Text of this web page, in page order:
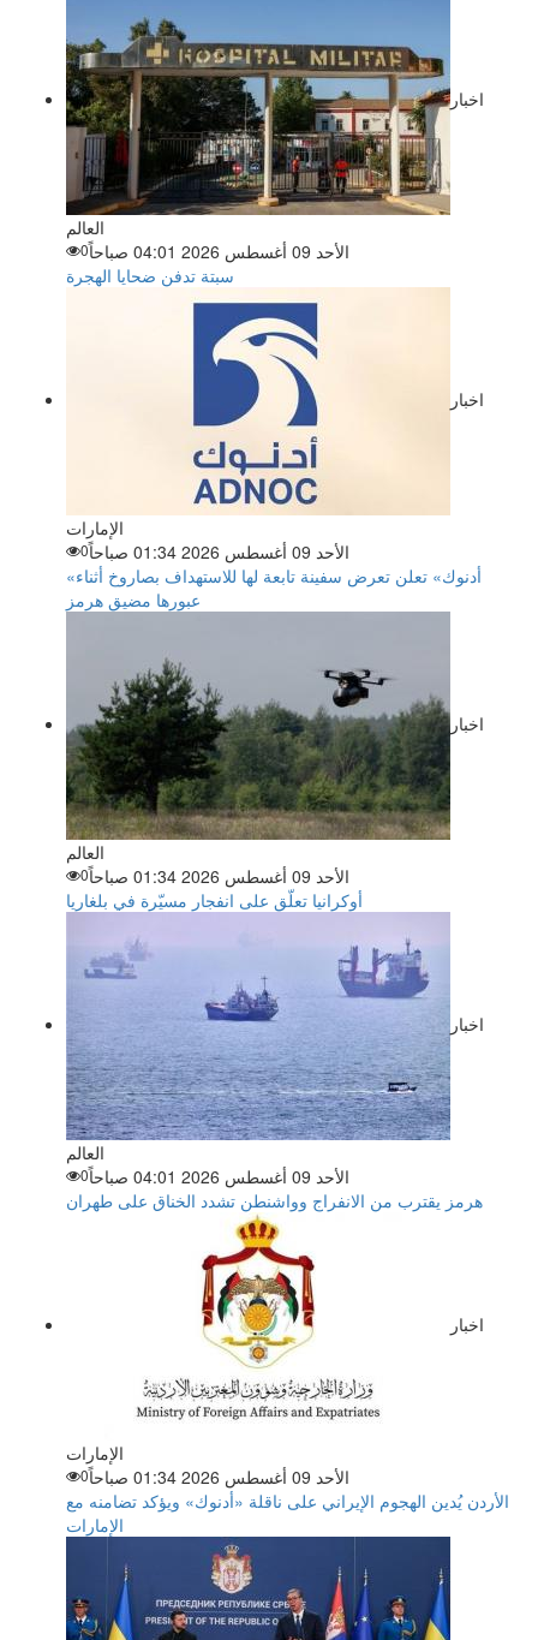
اخبار
العالم
الأحد 09 أغسطس 2026 04:01 صباحاً
0
سبتة تدفن ضحايا الهجرة
اخبار
الإمارات
الأحد 09 أغسطس 2026 01:34 صباحاً
0
«أدنوك» تعلن تعرض سفينة تابعة لها للاستهداف بصاروخ أثناء
عبورها مضيق هرمز
اخبار
العالم
الأحد 09 أغسطس 2026 01:34 صباحاً
0
أوكرانيا تعلّق على انفجار مسيّرة في بلغاريا
اخبار
العالم
الأحد 09 أغسطس 2026 04:01 صباحاً
0
هرمز يقترب من الانفراج وواشنطن تشدد الخناق على طهران
اخبار
الإمارات
الأحد 09 أغسطس 2026 01:34 صباحاً
0
الأردن يُدين الهجوم الإيراني على ناقلة «أدنوك» ويؤكد تضامنه مع
الإمارات